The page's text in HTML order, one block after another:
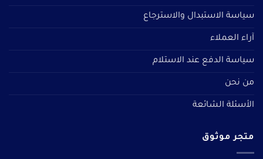
سياسة الاستبدال والاسترجاع
آراء العملاء
سياسة الدفع عند الاستلام
من نحن
الأسئلة الشائعة
متجر موثوق